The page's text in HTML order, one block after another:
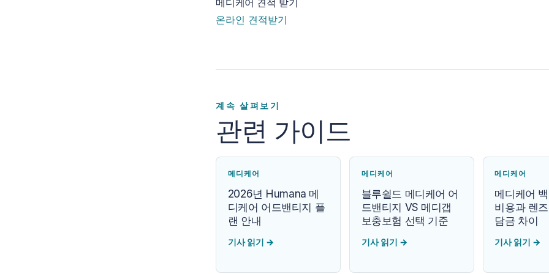
메디케어 견적 받기
온라인 견적받기
계속 살펴보기
관련 가이드
메디케어
2026년 Humana 메
디케어 어드밴티지 플
랜 안내
기사 읽기 →
메디케어
블루쉴드 메디케어 어
드밴티지 VS 메디갭
보충보험 선택 기준
기사 읽기 →
메디케어
메디케어
비용과 렌
담금 차이
기사 읽기 →